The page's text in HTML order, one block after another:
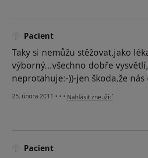
Pacient
Taky si nemůžu stěžovat,jako
výborný...všechno dobře
neprotahuje:-))-jen škoda,že
25. února 2011 • • • podle názoru uživatele Pacient
Nahlásit zneužití
Pacient